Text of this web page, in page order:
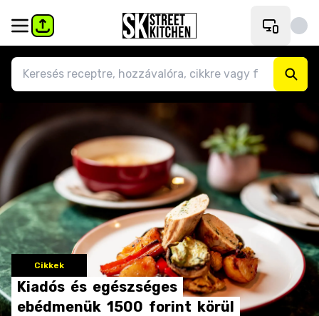
Cikkek
Kiadós és egészséges
ebédmenük 1500 forint körül